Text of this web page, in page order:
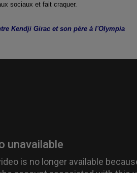
sociaux et fait craquer.
Kendji Girac et son père à l'Olympia